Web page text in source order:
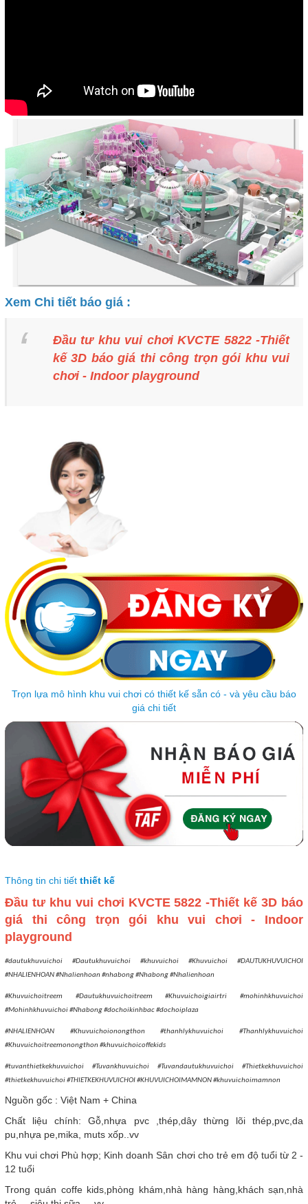
Xem Chi tiết báo giá :
Đầu tư khu vui chơi KVCTE 5822 -Thiết
kế 3D báo giá thi công trọn gói khu vui
chơi - Indoor playground
Trọn lựa mô hình khu vui chơi có thiết kế sẵn có - và yêu cầu báo
giá chi tiết
Thông tin chi tiết thiết kế
Đầu tư khu vui chơi KVCTE 5822 -Thiết kế 3D báo
giá thi công trọn gói khu vui chơi - Indoor
playground
#dautukhuvuichoi #Dautukhuvuichoi #khuvuichoi #Khuvuichoi #DAUTUKHUVUICHOI
#NHALIENHOAN #Nhalienhoan #nhabong #Nhabong #Nhalienhoan
#Khuvuichoitreem #Dautukhuvuichoitreem #Khuvuichoigiairtri #mohinhkhuvuichoi
#Mohinhkhuvuichoi #Nhabong #dochoikinhbac #dochoiplaza
#NHALIENHOAN #Khuvuichoionongthon #thanhlykhuvuichoi #Thanhlykhuvuichoi
#Khuvuichoitreemonongthon #khuvuichoicoffekids
#tuvanthietkekhuvuichoi #Tuvankhuvuichoi #Tuvandautukhuvuichoi #Thietkekhuvuichoi
#thietkekhuvuichoi #THIETKEKHUVUICHOI #KHUVUICHOIMAMNON #khuvuichoimamnon
Nguồn gốc : Việt Nam + China
Chất liệu chính: Gỗ,nhựa pvc ,thép,dây thừng lõi thép,pvc,da
pu,nhựa pe,mika, muts xốp..vv
Khu vui chơi Phù hợp; Kinh doanh Sân chơi cho trẻ em độ tuổi từ 2 -
12 tuổi
Trong quán coffe kids,phòng khám,nhà hàng hàng,khách sạn,nhà